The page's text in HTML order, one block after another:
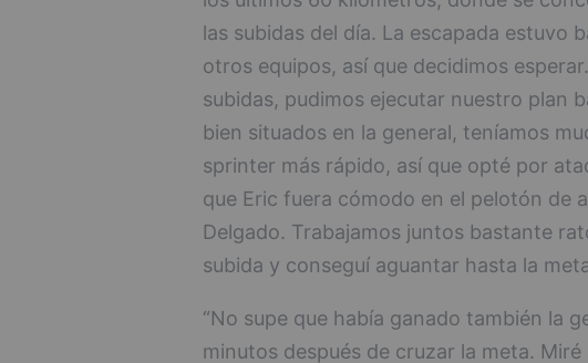
las subidas del día. La escapada estuvo
otros equipos, así que decidimos
subidas, pudimos ejecutar nuestro plan
bien situados en la general, teníamos
sprinter más rápido, así que opté por
que Eric fuera cómodo en el pelotón de
Delgado. Trabajamos juntos bastante
subida y conseguí aguantar hasta la
“No supe que había ganado también la
minutos después de cruzar la meta.